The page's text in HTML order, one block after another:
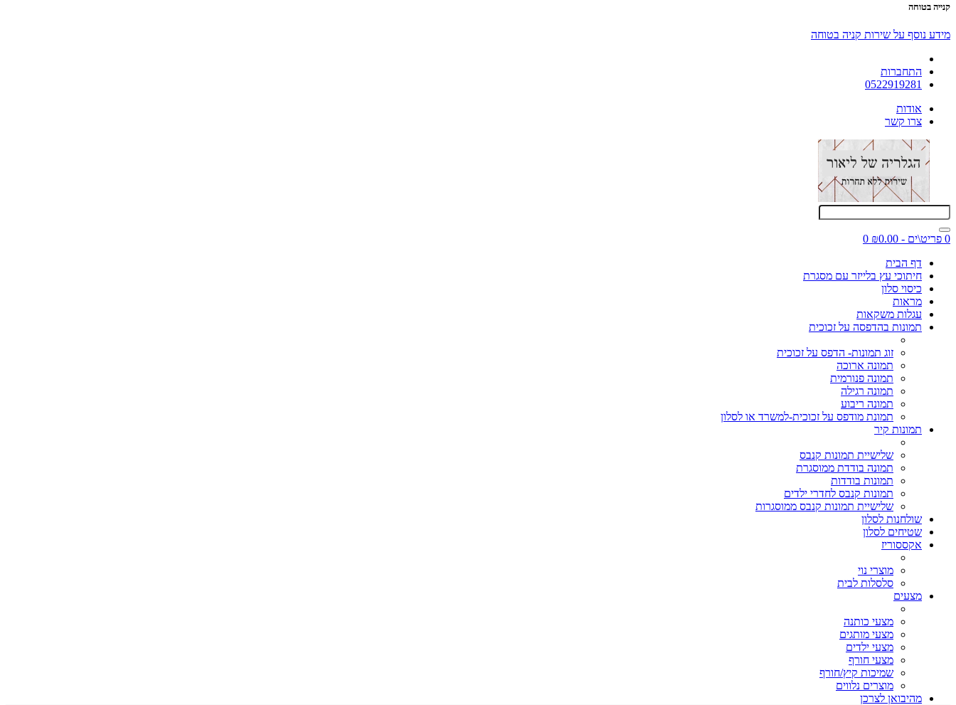
קנייה בטוחה
מידע נוסף על שירות קניה בטוחה
התחברות
0522919281
אודות
צרו קשר
0 פריט\ים - ₪0.00
0
דף הבית
חיתוכי עץ בלייזר עם מסגרת
כיסוי סלון
מראות
עגלות משקאות
תמונות בהדפסה על זכוכית
זוג תמונות- הדפס על זכוכית
תמונה ארוכה
תמונה פנורמית
תמונה רגילה
תמונה ריבוע
תמונת מודפס על זכוכית-למשרד או לסלון
תמונות קיר
שלישיית תמונות קנבס
תמונה בודדת ממוסגרת
תמונות בודדות
תמונות קנבס לחדרי ילדים
שלישיית תמונות קנבס ממוסגרות
שולחנות לסלון
שטיחים לסלון
אקססוריז
מוצרי נוי
סלסלות לבית
מצעים
מצעי כותנה
מצעי מותגים
מצעי ילדים
מצעי חורף
שמיכות קיץ/חורף
מוצרים נלווים
מהיבואן לצרכן